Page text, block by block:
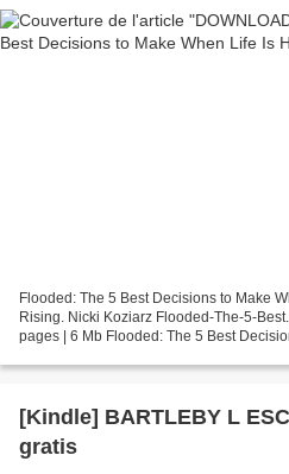
Flooded: The 5 Best Decisions to Make
Rising. Nicki Koziarz Flooded-The-5-
pages | 6 Mb Flooded: The 5 Best
[Kindle] BARTLEBY L
gratis